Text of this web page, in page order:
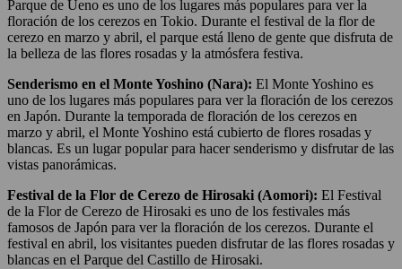
Parque de Ueno es uno de los lugares más populares para ver la
floración de los cerezos en Tokio. Durante el festival de la flor de
cerezo en marzo y abril, el parque está lleno de gente que disfruta de
la belleza de las flores rosadas y la atmósfera festiva.
Senderismo en el Monte Yoshino (Nara): El Monte Yoshino es
uno de los lugares más populares para ver la floración de los cerezos
en Japón. Durante la temporada de floración de los cerezos en
marzo y abril, el Monte Yoshino está cubierto de flores rosadas y
blancas. Es un lugar popular para hacer senderismo y disfrutar de las
vistas panorámicas.
Festival de la Flor de Cerezo de Hirosaki (Aomori): El Festival
de la Flor de Cerezo de Hirosaki es uno de los festivales más
famosos de Japón para ver la floración de los cerezos. Durante el
festival en abril, los visitantes pueden disfrutar de las flores rosadas y
blancas en el Parque del Castillo de Hirosaki.